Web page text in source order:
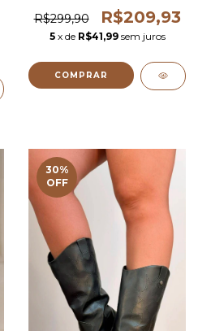
R$299,90 R$209,93
5 x de R$41,99 sem juros
COMPRAR
30%
OFF